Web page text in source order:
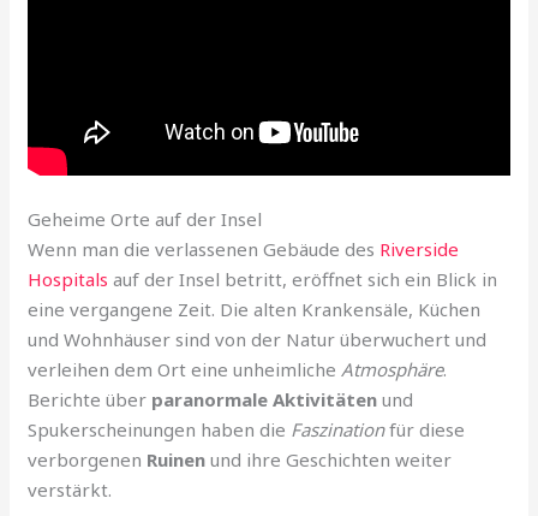
Geheime Orte auf der Insel
Wenn man die verlassenen Gebäude des Riverside
Hospitals auf der Insel betritt, eröffnet sich ein Blick in
eine vergangene Zeit. Die alten Krankensäle, Küchen
und Wohnhäuser sind von der Natur überwuchert und
verleihen dem Ort eine unheimliche Atmosphäre.
Berichte über paranormale Aktivitäten und
Spukerscheinungen haben die Faszinationfür diese
verborgenen Ruinen und ihre Geschichten weiter
verstärkt.